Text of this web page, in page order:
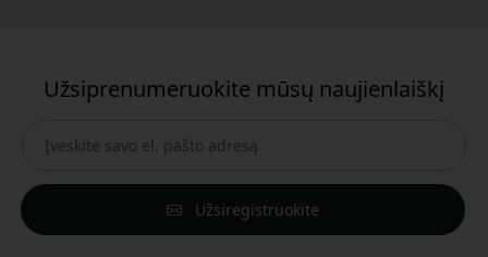
Užsiprenumeruokite mūsų naujienlaiškį
Užsiregistruokite